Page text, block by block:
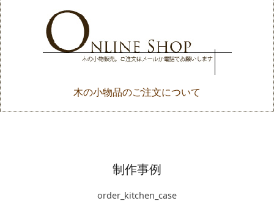
木の小物品のご注文について
制作事例
order_kitchen_case